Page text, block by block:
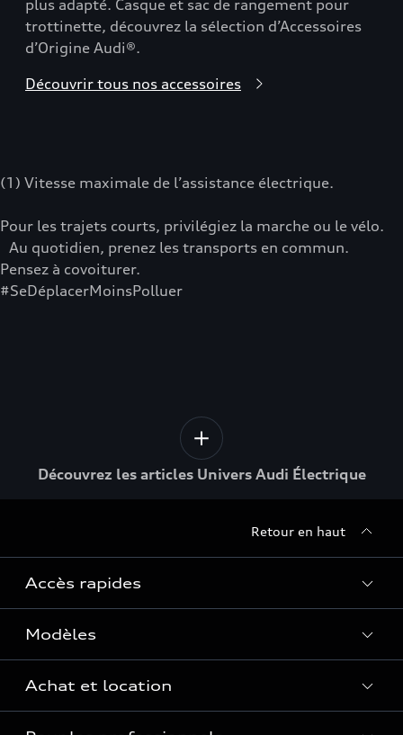
plus adapté. Casque et sac de rangement pour
trottinette, découvrez la sélection d’Accessoires
d’Origine Audi®.
Découvrir tous nos accessoires
(1) Vitesse maximale de l’assistance électrique.
Pour les trajets courts, privilégiez la marche ou le vélo.
Au quotidien, prenez les transports en commun.
Pensez à covoiturer.
#SeDéplacerMoinsPolluer
Découvrez les articles Univers Audi Électrique
Retour en haut
Accès rapides
Quelle Audi me correspond ?
Tous les modèles
Recherche de véhicules neufs
Modèles
Électrique
Achat et location